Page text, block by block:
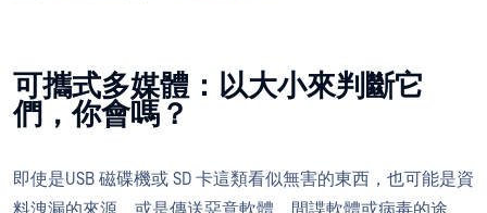
可攜式多媒體：以大小來判斷它
們，你會嗎？
即使是USB 磁碟機或 SD 卡這類看似無害的東西，也可能是資